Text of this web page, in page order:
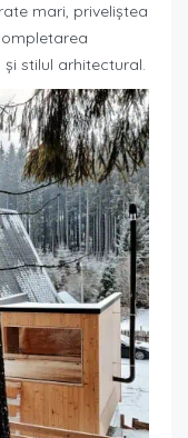
mari, priveliștea
stilul arhitectural.